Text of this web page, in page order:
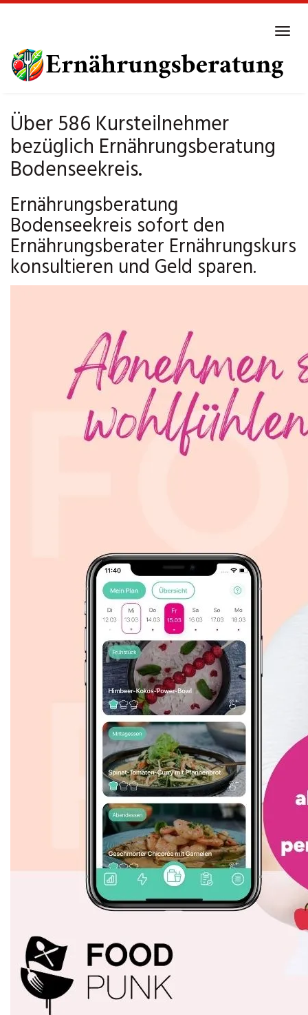
main
content
Über 586 Kursteilnehmer
bezüglich Ernährungsberatung
Bodenseekreis.
Ernährungsberatung
Bodenseekreis sofort den
Ernährungsberater Ernährungskurs
konsultieren und Geld sparen.